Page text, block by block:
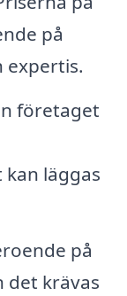
på
expertis.
företaget
läggas
på
det krävas